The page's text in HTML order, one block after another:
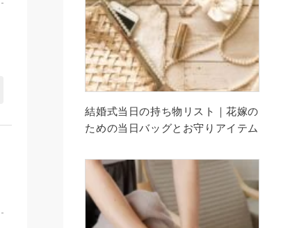
結婚式当日の持ち物リスト｜花嫁の
ための当日バッグとお守りアイテム